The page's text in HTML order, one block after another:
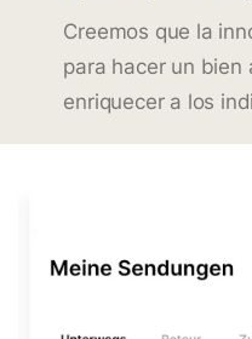
Creemos que la
para hacer un bien
enriquecer a los